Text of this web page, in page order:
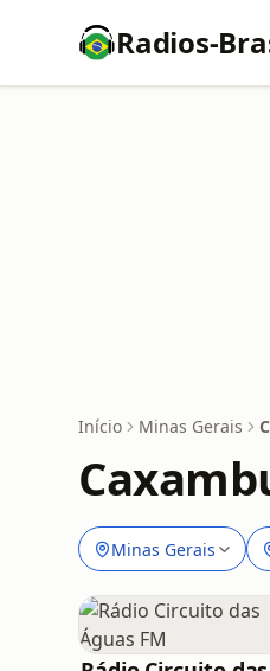
Radios-
Início Minas Gerais
Minas Gerais